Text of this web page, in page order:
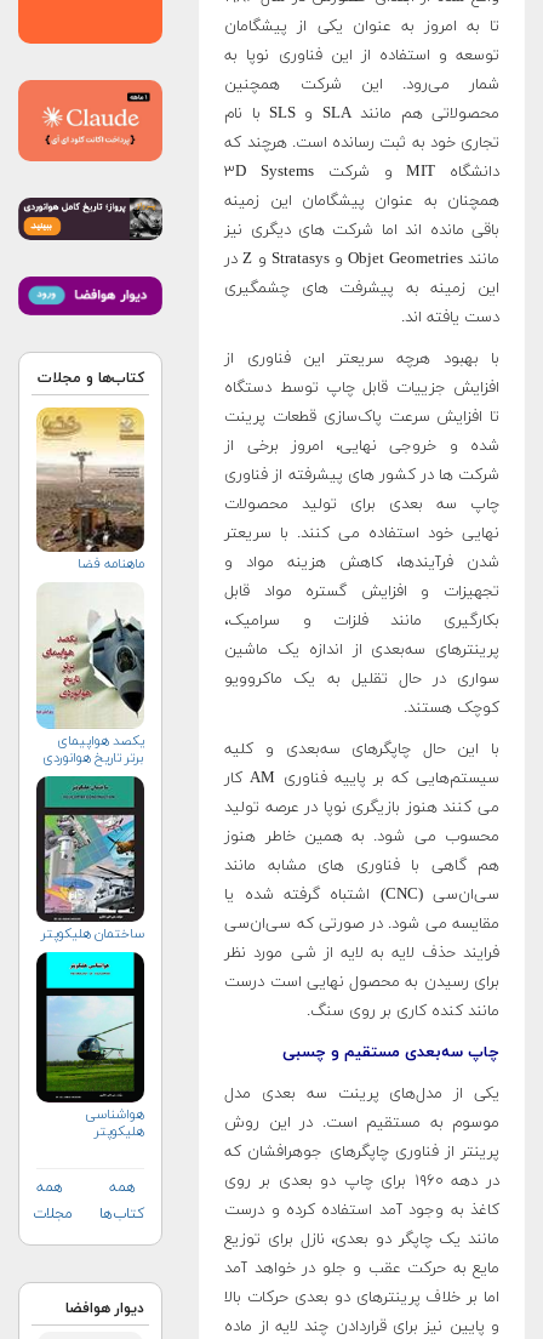
تا به امروز به عنوان یکی از پیشگامان
توسعه و استفاده از این فناوری نوپا به
شمار می‌رود. این شرکت همچنین
محصولاتی هم مانند SLA و SLS با نام
تجاری خود به ثبت رسانده است. هرچند که
دانشگاه MIT و شرکت ۳D Systems
همچنان به عنوان پیشگامان این زمینه
باقی مانده اند اما شرکت های دیگری نیز
مانند Objet Geometries و Stratasys و Z در
این زمینه به پیشرفت های چشمگیری
دست یافته اند.
با بهبود هرچه سریعتر این فناوری از
افزایش جزییات قابل چاپ توسط دستگاه
تا افزایش سرعت پاک‌سازی قطعات پرینت
شده و خروجی نهایی، امروز برخی از
شرکت ها در کشور های پیشرفته از فناوری
چاپ سه بعدی برای تولید محصولات
نهایی خود استفاده می کنند. با سریعتر
شدن فرآیندها، کاهش هزینه مواد و
تجهیزات و افزایش گستره مواد قابل
بکارگیری مانند فلزات و سرامیک،
پرینترهای سه‌بعدی از اندازه یک ماشین
سواری در حال تقلیل به یک ماکروویو
کوچک هستند.
با این حال چاپگرهای سه‌بعدی و کلیه
سیستم‌هایی که بر پاییه فناوری AM کار
می کنند هنوز بازیگری نوپا در عرصه تولید
محسوب می شود. به همین خاطر هنوز
هم گاهی با فناوری های مشابه مانند
سی‌ان‌سی (CNC) اشتباه گرفته شده یا
مقایسه می شود. در صورتی که سی‌ان‌سی
فرایند حذف لایه به لایه از شی مورد نظر
برای رسیدن به محصول نهایی است درست
مانند کنده کاری بر روی سنگ.
چاپ سه‌بعدی مستقیم و چسبی
یکی از مدل‌های پرینت سه بعدی مدل
موسوم به مستقیم است. در این روش
پرینتر از فناوری چاپگرهای جوهرافشان که
در دهه ۱۹۶۰ برای چاپ دو بعدی بر روی
کاغذ به وجود آمد استفاده کرده و درست
مانند یک چاپگر دو بعدی، نازل برای توزیع
مایع به حرکت عقب و جلو در خواهد آمد
اما بر خلاف پرینترهای دو بعدی حرکات بالا
و پایین نیز برای قراردادن چند لایه از ماده
کتاب‌ها و مجلات
ماهنامه فضا
یکصد هواپیمای
برتر تاریخ هوانوردی
ساختمان هلیکوپتر
هواشناسی
هلیكوپتر
همه
کتاب‌ها
همه
مجلات
دیوار هوافضا